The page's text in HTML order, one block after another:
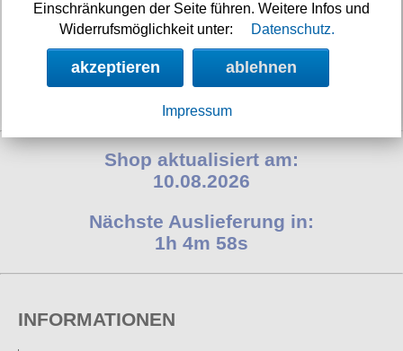
Verfügbarkeit:sofort
Art.-Nr.: LDSSKA3734
Preis: 49.90 €
Shop aktualisiert am:
10.08.2026
Nächste Auslieferung in:
1h 4m 57s
INFORMATIONEN
Einschränkungen der Seite führen. Weitere Infos und
Widerrufsmöglichkeit unter:
Datenschutz.
akzeptieren ablehnen
Impressum